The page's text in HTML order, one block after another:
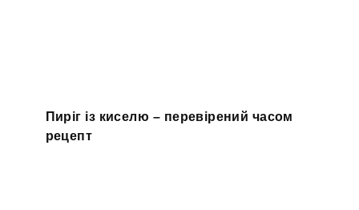
Пиріг із киселю – перевірений часом
рецепт